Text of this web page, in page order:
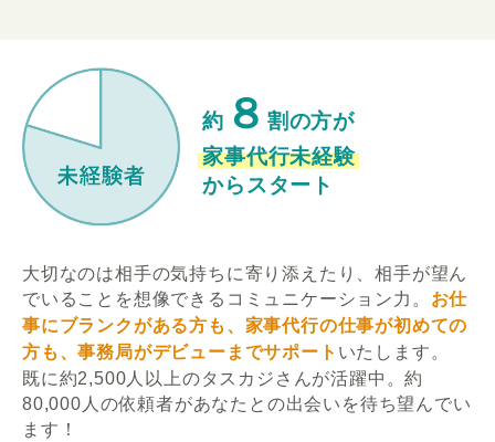
約 ８ 割の方が
家事代行未経験
からスタート
大切なのは相手の気持ちに寄り添えたり、相手が望ん
でいることを想像できるコミュニケーション力。 お仕
事にブランクがある方も、家事代行の仕事が初めての
方も、事務局がデビューまでサポート いたします。
既に約2,500人以上のタスカジさんが活躍中。約
80,000人の依頼者があなたとの出会いを待ち望んでい
ます！